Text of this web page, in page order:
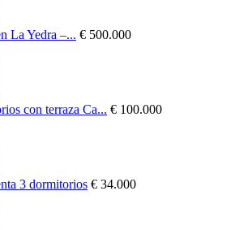
La Yedra –... € 500.000
con terraza Ca... € 100.000
3 dormitorios € 34.000